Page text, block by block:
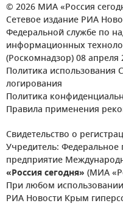
© 2026 МИА «Россия
Сетевое издание РИА
Федеральной службе по
информационных
(Роскомнадзор) 08 апреля
Политика использования
логирования
Политика
Правила применения
Свидетельство о
Учредитель: Федеральное
предприятие
«Россия сегодня» (МИА
При любом
РИА Новости Крым